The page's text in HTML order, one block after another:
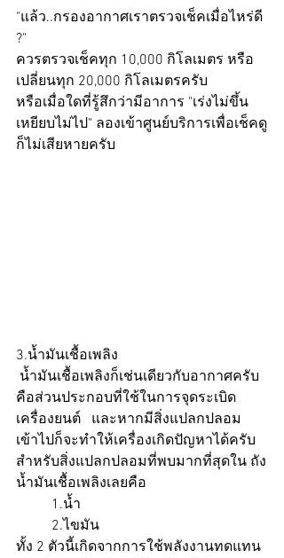
"แล้ว..กรองอากาศเราตรวจเช็คเมื่อไหร่ดี
?"
ควรตรวจเช็คทุก 10,000 กิโลเมตร หรือ
เปลี่ยนทุก 20,000 กิโลเมตรครับ
หรือเมื่อใดที่รู้สึกว่ามีอาการ "เร่งไม่ขึ้น
เหยียบไม่ไป" ลองเข้าศูนย์บริการเพื่อเช็คดู
ก็ไม่เสียหายครับ
3.น้ำมันเชื้อเพลิง
คือส่วนประกอบที่ใช้ในการจุดระเบิด
เครื่องยนต์   และหากมีสิ่งแปลกปลอม
เข้าไปก็จะทำให้เครื่องเกิดปัญหาได้ครับ
สำหรับสิ่งแปลกปลอมที่พบมากที่สุดใน ถัง
น้ำมันเชื้อเพลิงเลยคือ
          1.น้ำ
          2.ไขมัน
ทั้ง 2 ตัวนี้เกิดจากการใช้พลังงานทดแทน